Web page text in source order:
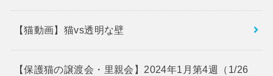
【猫動画】猫vs透明な壁
【保護猫の譲渡会・里親会】2024年1月第4週（1/26